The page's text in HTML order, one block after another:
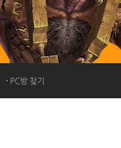
PC방 찾기
통합보급센터